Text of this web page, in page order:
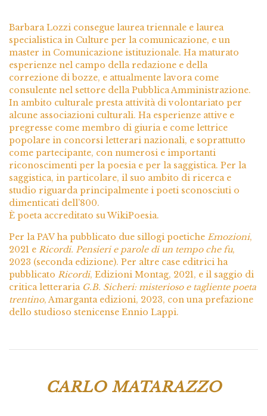
Barbara Lozzi consegue laurea triennale e laurea
specialistica in Culture per la comunicazione, e un
master in Comunicazione istituzionale. Ha maturato
esperienze nel campo della redazione e della
correzione di bozze, e attualmente lavora come
consulente nel settore della Pubblica Amministrazione.
In ambito culturale presta attività di volontariato per
alcune associazioni culturali. Ha esperienze attive e
pregresse come membro di giuria e come lettrice
popolare in concorsi letterari nazionali, e soprattutto
come partecipante, con numerosi e importanti
riconoscimenti per la poesia e per la saggistica. Per la
saggistica, in particolare, il suo ambito di ricerca e
studio riguarda principalmente i poeti sconosciuti o
dimenticati dell’800.
È poeta accreditato su WikiPoesia.
Per la PAV ha pubblicato due sillogi poetiche Emozioni,
2021 e Ricordi. Pensieri e parole di un tempo che fu,
2023 (seconda edizione). Per altre case editrici ha
pubblicato Ricordi, Edizioni Montag, 2021, e il saggio di
critica letteraria G.B. Sicheri: misterioso e tagliente poeta
trentino, Amarganta edizioni, 2023, con una prefazione
dello studioso stenicense Ennio Lappi.
CARLO MATARAZZO